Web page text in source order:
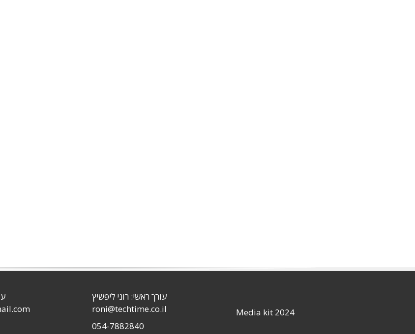
Media kit 2024
עורך ראשי: רוני ליפשיץ
roni@techtime.co.il
054-7882840